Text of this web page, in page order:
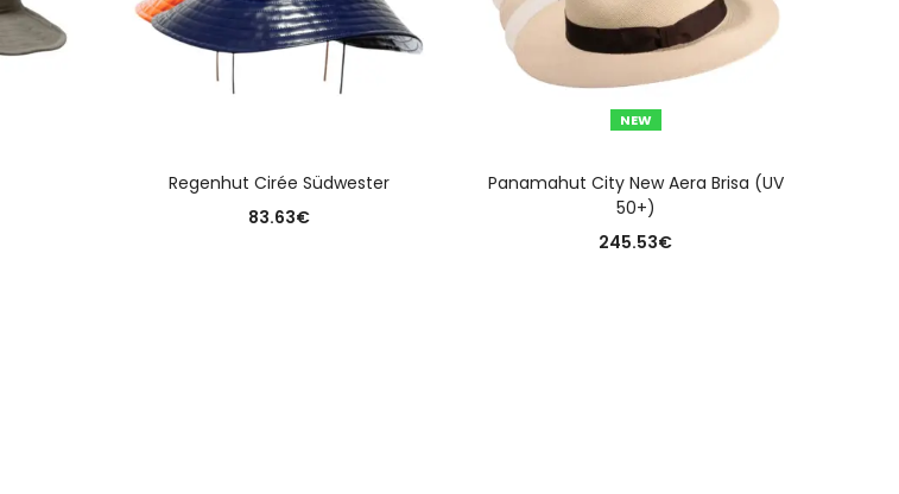
Regenhut Cirée Südwester
83.63€
NEW
Panamahut City New Aera Brisa (UV
50+)
245.53€